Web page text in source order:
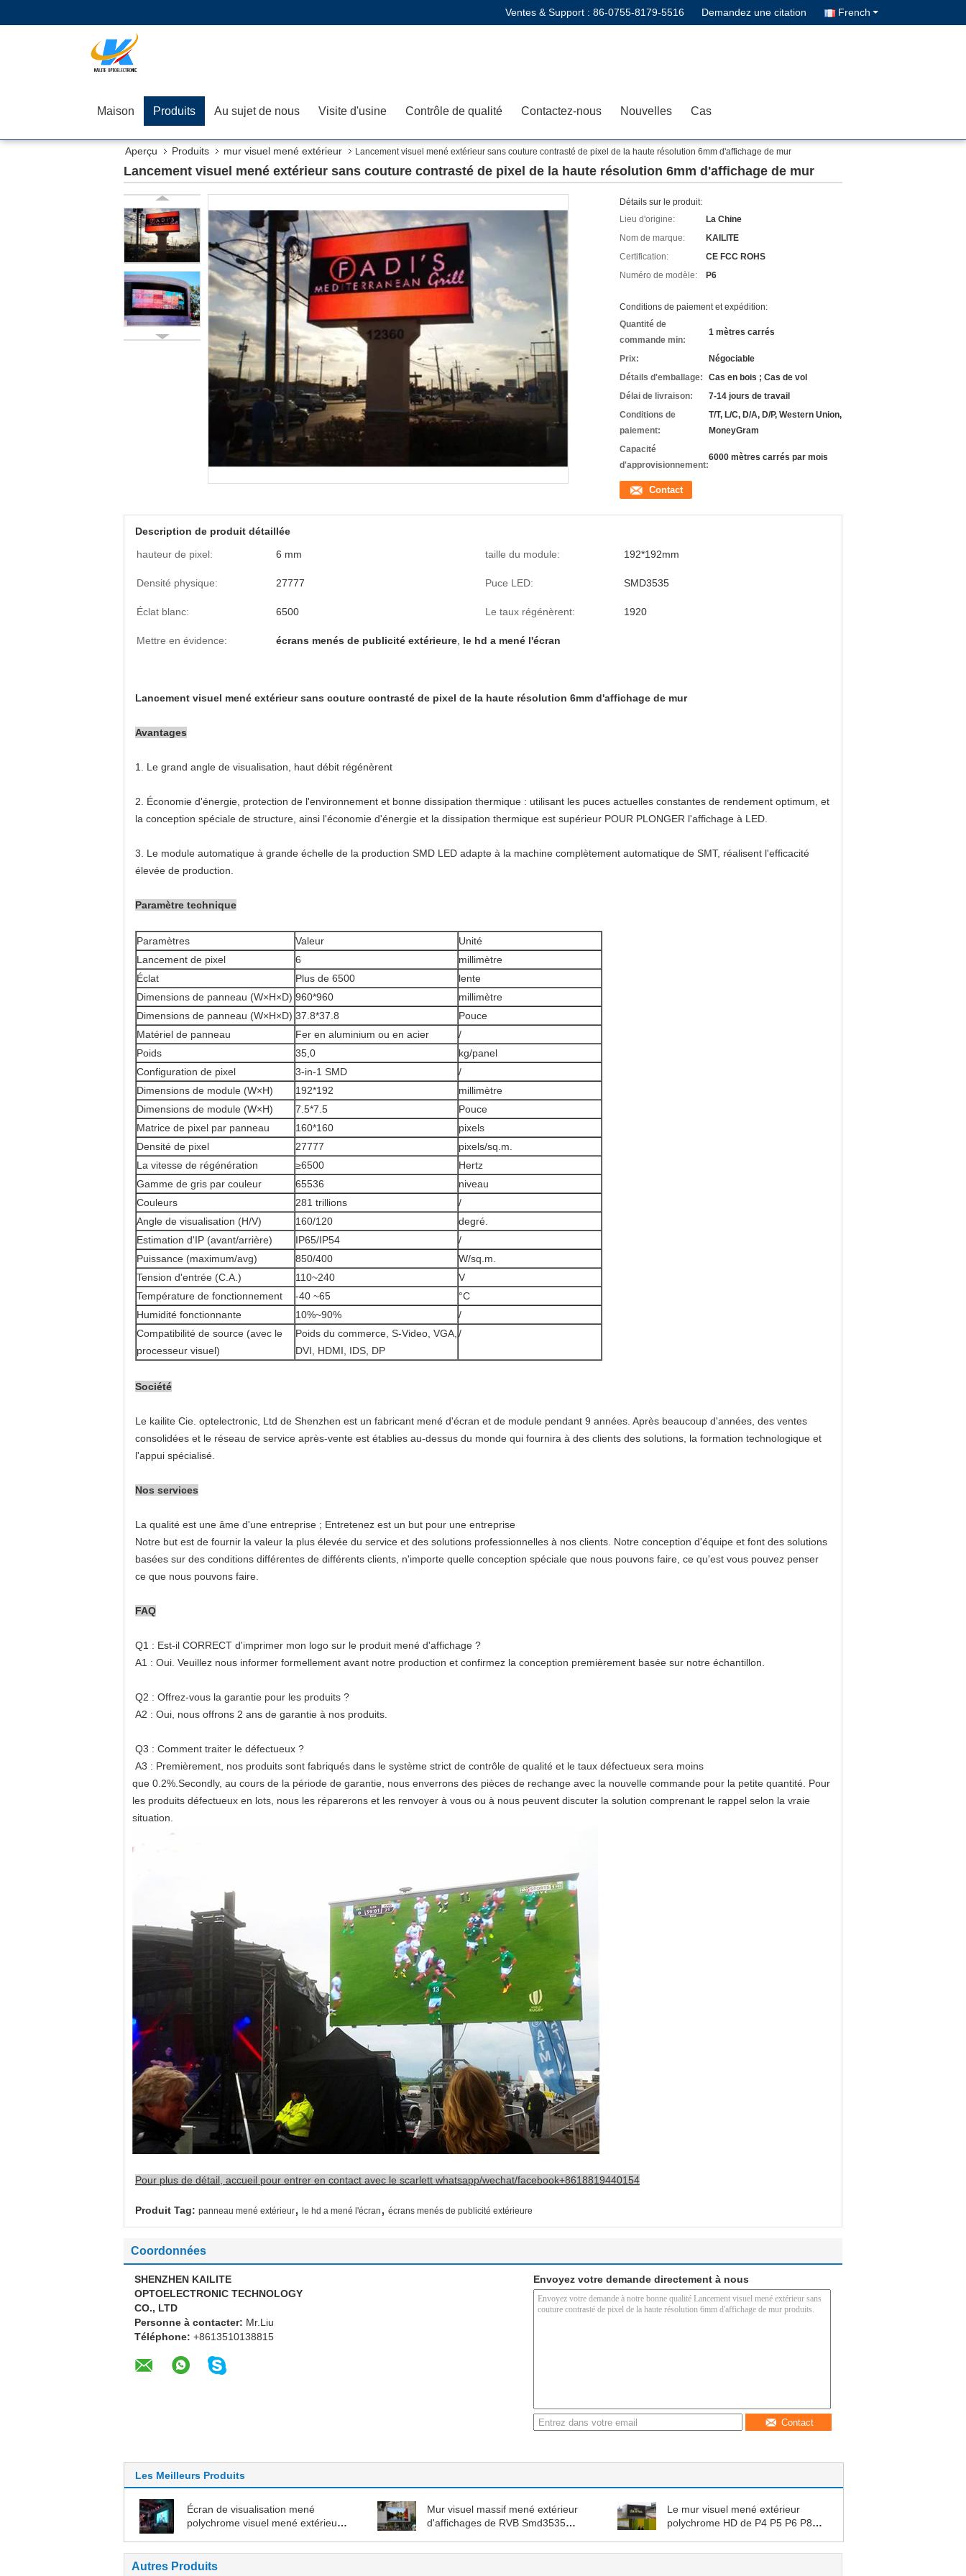
Ventes & Support : 86-0755-8179-5516 Demandez une citation French
Maison Produits Au sujet de nous Visite d'usine Contrôle de qualité Contactez-nous Nouvelles Cas
Aperçu Produits mur visuel mené extérieur Lancement visuel mené extérieur sans couture contrasté de pixel de la haute résolution 6mm d'affichage de mur
Lancement visuel mené extérieur sans couture contrasté de pixel de la haute résolution 6mm d'affichage de mur
Détails sur le produit:
Lieu d'origine:
La Chine
Nom de marque:
KAILITE
Certification:
CE FCC ROHS
Numéro de modèle:
P6
Conditions de paiement et expédition:
Quantité de
commande min:
1 mètres carrés
Prix:
Négociable
Détails d'emballage:
Cas en bois ; Cas de vol
Délai de livraison:
7-14 jours de travail
Conditions de
paiement:
T/T, L/C, D/A, D/P, Western Union,
MoneyGram
Capacité
d'approvisionnement:
6000 mètres carrés par mois
Contact
Description de produit détaillée
hauteur de pixel:
6 mm taille du module: 192*192mm
Densité physique: 27777 Puce LED: SMD3535
Éclat blanc: 6500 Le taux régénèrent: 1920
Mettre en évidence: écrans menés de publicité extérieure le hd a mené l'écran
Lancement visuel mené extérieur sans couture contrasté de pixel de la haute résolution 6mm d'affichage de mur
Avantages
1. Le grand angle de visualisation, haut débit régénèrent
2. Économie d'énergie, protection de l'environnement et bonne dissipation thermique : utilisant les puces actuelles constantes de rendement optimum, et
la conception spéciale de structure, ainsi l'économie d'énergie et la dissipation thermique est supérieur POUR PLONGER l'affichage à LED.
3. Le module automatique à grande échelle de la production SMD LED adapte à la machine complètement automatique de SMT, réalisent l'efficacité
élevée de production.
Paramètre technique
Paramètres Valeur
Unité
Lancement de pixel
6
millimètre
Éclat
Plus de 6500
lente
Dimensions de panneau (W×H×D) 960*960
millimètre
Dimensions de panneau (W×H×D) 37.8*37.8
Pouce
Matériel de panneau
Fer en aluminium ou en acier
/
Poids
35,0
kg/panel
Configuration de pixel
3-in-1 SMD
/
Dimensions de module (W×H)
192*192
millimètre
Dimensions de module (W×H)
7.5*7.5
Pouce
Matrice de pixel par panneau
160*160
pixels
Densité de pixel
27777
pixels/sq.m.
La vitesse de régénération
≥6500
Hertz
Gamme de gris par couleur
65536
niveau
Couleurs
281 trillions
/
Angle de visualisation (H/V)
160/120
degré.
Estimation d'IP (avant/arrière)
IP65/IP54
/
Puissance (maximum/avg)
850/400
W/sq.m.
Tension d'entrée (C.A.)
110~240
V
Température de fonctionnement
-40 ~65
°C
Humidité fonctionnante
10%~90%
/
Compatibilité de source (avec le
processeur visuel)
Poids du commerce, S-Video, VGA,
DVI, HDMI, IDS, DP
/
Société
Le kailite Cie. optelectronic, Ltd de Shenzhen est un fabricant mené d'écran et de module pendant 9 années. Après beaucoup d'années, des ventes
consolidées et le réseau de service après-vente est établies au-dessus du monde qui fournira à des clients des solutions, la formation technologique et
l'appui spécialisé.
Nos services
La qualité est une âme d'une entreprise ; Entretenez est un but pour une entreprise
Notre but est de fournir la valeur la plus élevée du service et des solutions professionnelles à nos clients. Notre conception d'équipe et font des solutions
basées sur des conditions différentes de différents clients, n'importe quelle conception spéciale que nous pouvons faire, ce qu'est vous pouvez penser
ce que nous pouvons faire.
FAQ
Q1 : Est-il CORRECT d'imprimer mon logo sur le produit mené d'affichage ?
A1 : Oui. Veuillez nous informer formellement avant notre production et confirmez la conception premièrement basée sur notre échantillon.
Q2 : Offrez-vous la garantie pour les produits ?
A2 : Oui, nous offrons 2 ans de garantie à nos produits.
Q3 : Comment traiter le défectueux ?
A3 : Premièrement, nos produits sont fabriqués dans le système strict de contrôle de qualité et le taux défectueux sera moins
que 0.2%.Secondly, au cours de la période de garantie, nous enverrons des pièces de rechange avec la nouvelle commande pour la petite quantité. Pour
les produits défectueux en lots, nous les réparerons et les renvoyer à vous ou à nous peuvent discuter la solution comprenant le rappel selon la vraie
situation.
Pour plus de détail, accueil pour entrer en contact avec le scarlett whatsapp/wechat/facebook+8618819440154
Produit Tag: panneau mené extérieur, le hd a mené l'écran , écrans menés de publicité extérieure
Coordonnées
SHENZHEN KAILITE
OPTOELECTRONIC TECHNOLOGY
CO., LTD
Personne à contacter: Mr.Liu
Téléphone: +8613510138815
Envoyez votre demande directement à nous
Contact
Les Meilleurs Produits
Écran de visualisation mené
polychrome visuel mené extérieur
Mur visuel massif mené extérieur
d'affichages de RVB Smd3535
Le mur visuel mené extérieur
polychrome HD de P4 P5 P6 P8
Autres Produits